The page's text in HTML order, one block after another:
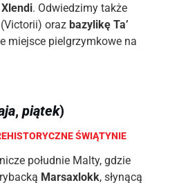
. Odwiedzimy także
oraz bazylikę Ta’
miejsce pielgrzymkowe na
, piątek)
ŚWIĄTYNIE
południe Malty, gdzie
Marsaxlokk, słynącą